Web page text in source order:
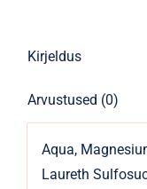
Kirjeldus
Arvustused (0)
Aqua,
Laureth